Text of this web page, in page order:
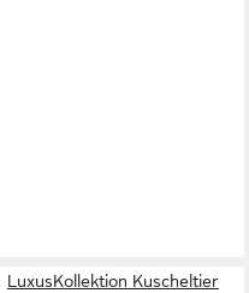
LuxusKollektion Kuscheltier